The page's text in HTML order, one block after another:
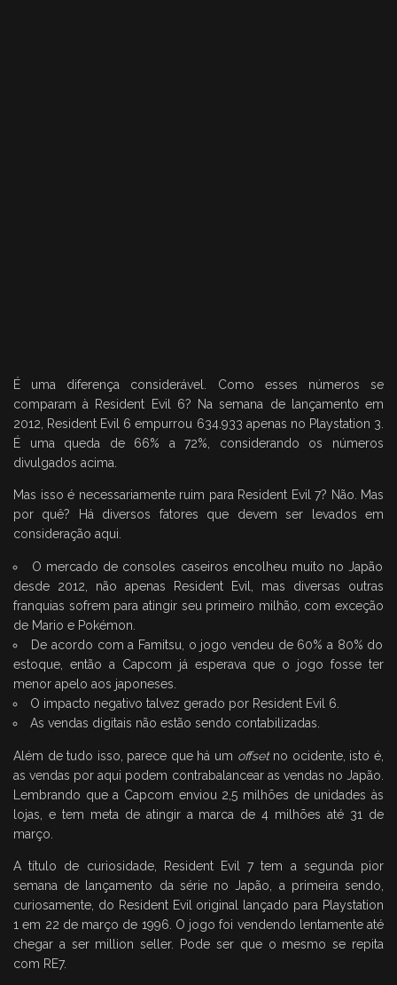
É uma diferença considerável. Como esses números se
comparam à Resident Evil 6? Na semana de lançamento em
2012, Resident Evil 6 empurrou 634.933 apenas no Playstation 3.
É uma queda de 66% a 72%, considerando os números
divulgados acima.
Mas isso é necessariamente ruim para Resident Evil 7? Não. Mas
por quê? Há diversos fatores que devem ser levados em
consideração aqui.
O mercado de consoles caseiros encolheu muito no Japão
desde 2012, não apenas Resident Evil, mas diversas outras
franquias sofrem para atingir seu primeiro milhão, com exceção
de Mario e Pokémon.
De acordo com a Famitsu, o jogo vendeu de 60% a 80% do
estoque, então a Capcom já esperava que o jogo fosse ter
menor apelo aos japoneses.
O impacto negativo talvez gerado por Resident Evil 6.
As vendas digitais não estão sendo contabilizadas.
Além de tudo isso, parece que há um offsetno ocidente, isto é,
as vendas por aqui podem contrabalancear as vendas no Japão.
Lembrando que a Capcom enviou 2,5 milhões de unidades às
lojas, e tem meta de atingir a marca de 4 milhões até 31 de
março.
A título de curiosidade, Resident Evil 7 tem a segunda pior
semana de lançamento da série no Japão, a primeira sendo,
curiosamente, do Resident Evil original lançado para Playstation
1 em 22 de março de 1996. O jogo foi vendendo lentamente até
chegar a ser million seller. Pode ser que o mesmo se repita
com RE7.